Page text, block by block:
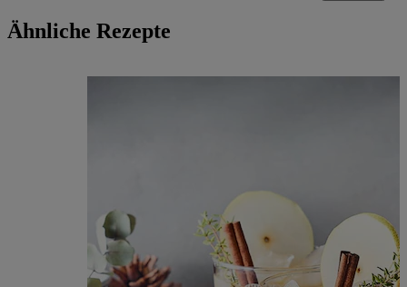
Ähnliche Rezepte